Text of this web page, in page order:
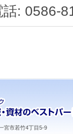
話: 0586-
宮市若竹4丁目5-9